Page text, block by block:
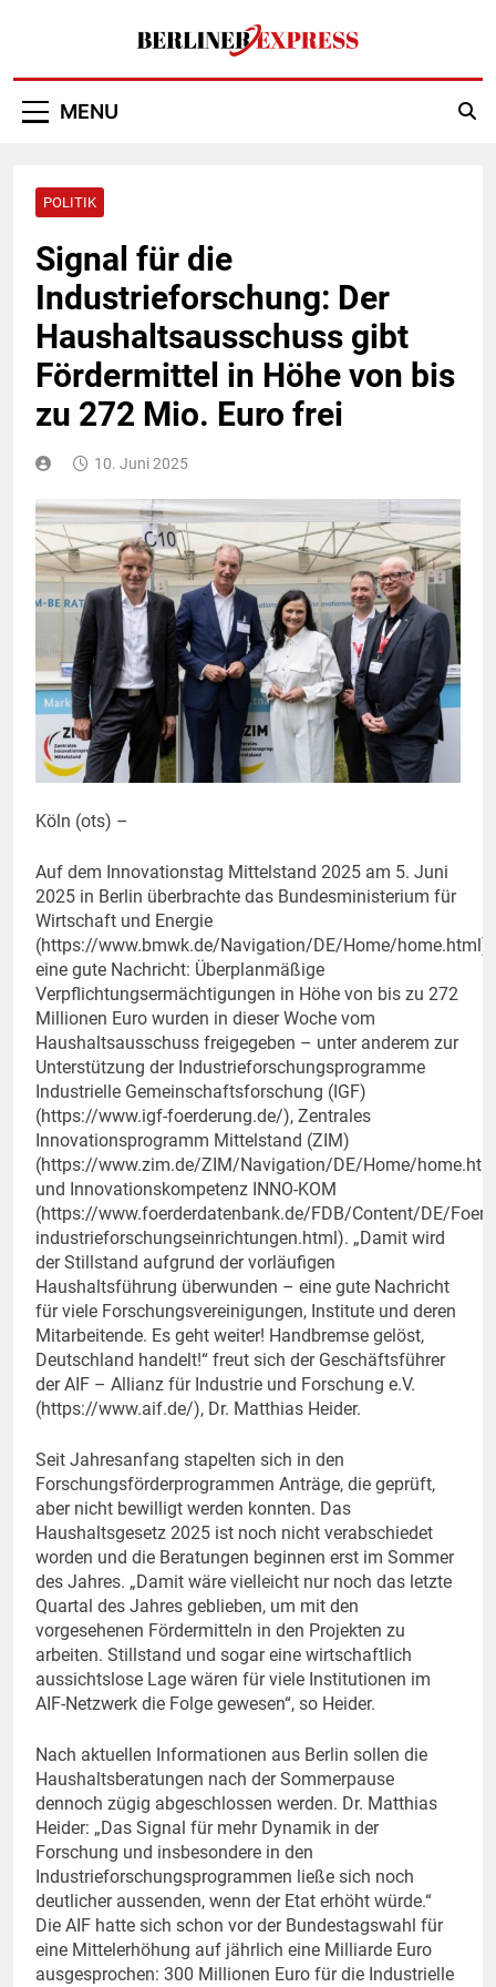
Berliner Express
MENU
POLITIK
Signal für die
Industrieforschung: Der
Haushaltsausschuss gibt
Fördermittel in Höhe von bis
zu 272 Mio. Euro frei
10. Juni 2025
Köln (ots) –
Auf dem Innovationstag Mittelstand 2025 am 5. Juni
2025 in Berlin überbrachte das Bundesministerium für
Wirtschaft und Energie
(https://www.bmwk.de/Navigation/DE/Home/home.html)
eine gute Nachricht: Überplanmäßige
Verpflichtungsermächtigungen in Höhe von bis zu 272
Millionen Euro wurden in dieser Woche vom
Haushaltsausschuss freigegeben – unter anderem zur
Unterstützung der Industrieforschungsprogramme
Industrielle Gemeinschaftsforschung (IGF)
(https://www.igf-foerderung.de/), Zentrales
Innovationsprogramm Mittelstand (ZIM)
(https://www.zim.de/ZIM/Navigation/DE/Home/
und Innovationskompetenz INNO-KOM
(https://www.foerderdatenbank.de/FDB/Content/DE/
industrieforschungseinrichtungen.html). „Damit wird
der Stillstand aufgrund der vorläufigen
Haushaltsführung überwunden – eine gute Nachricht
für viele Forschungsvereinigungen, Institute und deren
Mitarbeitende. Es geht weiter! Handbremse gelöst,
Deutschland handelt!“ freut sich der Geschäftsführer
der AIF – Allianz für Industrie und Forschung e.V.
(https://www.aif.de/), Dr. Matthias Heider.
Seit Jahresanfang stapelten sich in den
Forschungsförderprogrammen Anträge, die geprüft,
aber nicht bewilligt werden konnten. Das
Haushaltsgesetz 2025 ist noch nicht verabschiedet
worden und die Beratungen beginnen erst im Sommer
des Jahres. „Damit wäre vielleicht nur noch das letzte
Quartal des Jahres geblieben, um mit den
vorgesehenen Fördermitteln in den Projekten zu
arbeiten. Stillstand und sogar eine wirtschaftlich
aussichtslose Lage wären für viele Institutionen im
AIF-Netzwerk die Folge gewesen“, so Heider.
Nach aktuellen Informationen aus Berlin sollen die
Haushaltsberatungen nach der Sommerpause
dennoch zügig abgeschlossen werden. Dr. Matthias
Heider: „Das Signal für mehr Dynamik in der
Forschung und insbesondere in den
Industrieforschungsprogrammen ließe sich noch
deutlicher aussenden, wenn der Etat erhöht würde.“
Die AIF hatte sich schon vor der Bundestagswahl für
eine Mittelerhöhung auf jährlich eine Milliarde Euro
ausgesprochen: 300 Millionen Euro für die Industrielle